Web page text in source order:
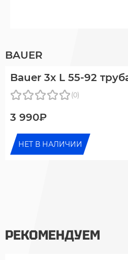
BAUER
Bauer 3x L 55-92
(0)
3 990₽
НЕТ В НАЛИЧИИ
РЕКОМЕНДУЕМ